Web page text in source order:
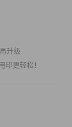
升级
印更轻松！